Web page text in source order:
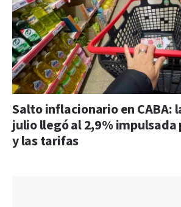
Salto inflacionario en CABA:
julio llegó al 2,9%
y las tarifas